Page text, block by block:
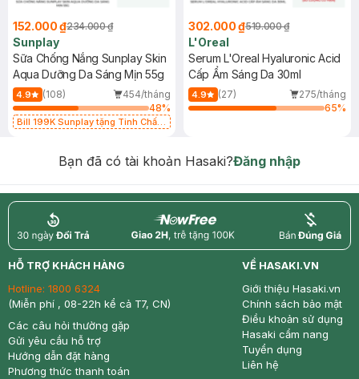
152.000 ₫234.000 ₫
Sunplay
Sữa Chống Nắng Sunplay Skin
Aqua Dưỡng Da Sáng Mịn 55g
4.9 (108)
454/tháng
48%
Bill 199K Sunplay tặng Tinh Chất
302.000 ₫519.000 ₫
L'Oreal
Serum L'Oreal Hyaluronic Acid
Cấp Ẩm Sáng Da 30ml
4.9 (27)
275/tháng
65%
Bạn đã có tài khoản Hasaki?Đăng nhập
return nowfree price
HỖ TRỢ KHÁCH HÀNG
Hotline: 1800 6324
(Miễn phí , 08-22h kể cả T7, CN)
Các câu hỏi thường gặp
Gửi yêu cầu hỗ trợ
Hướng dẫn đặt hàng
Phương thức thanh toán
VỀ HASAKI.VN
Giới thiệu Hasaki.vn
Chính sách bảo mật
Điều khoản sử dụng
Hasaki cẩm nang
Tuyển dụng
Liên hệ